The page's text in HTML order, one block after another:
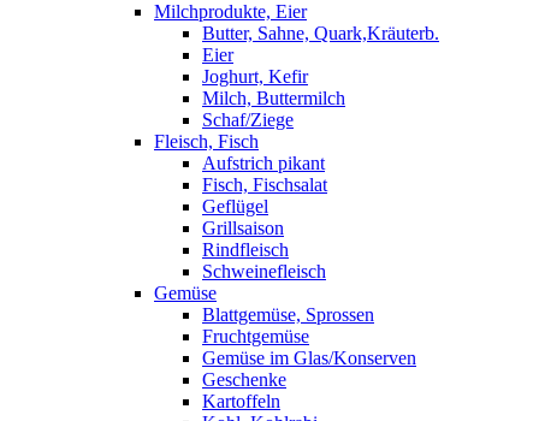
Milchprodukte, Eier
Butter, Sahne, Quark,Kräuterb.
Eier
Joghurt, Kefir
Milch, Buttermilch
Schaf/Ziege
Fleisch, Fisch
Aufstrich pikant
Fisch, Fischsalat
Geflügel
Grillsaison
Rindfleisch
Schweinefleisch
Gemüse
Blattgemüse, Sprossen
Fruchtgemüse
Gemüse im Glas/Konserven
Geschenke
Kartoffeln